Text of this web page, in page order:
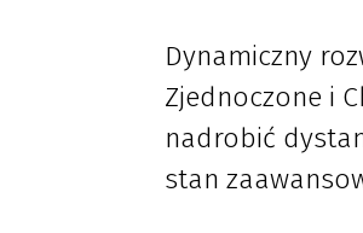
Dynamiczny
Zjednoczone i
nadrobić
stan